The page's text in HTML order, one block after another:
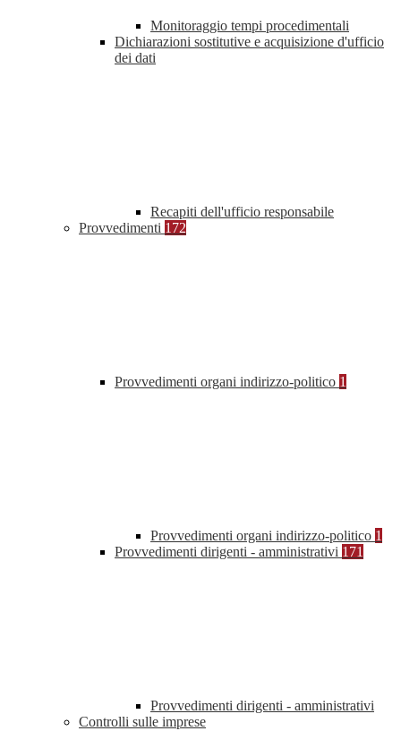
Monitoraggio tempi procedimentali
Dichiarazioni sostitutive e acquisizione d'ufficio
dei dati
Recapiti dell'ufficio responsabile
Provvedimenti 172
Provvedimenti organi indirizzo-politico 1
Provvedimenti organi indirizzo-politico 1
Provvedimenti dirigenti - amministrativi 171
Provvedimenti dirigenti - amministrativi
Controlli sulle imprese